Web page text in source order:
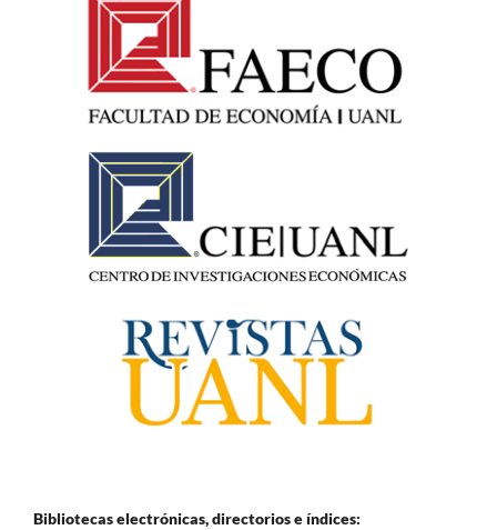
Bibliotecas electrónicas, directorios e índices: